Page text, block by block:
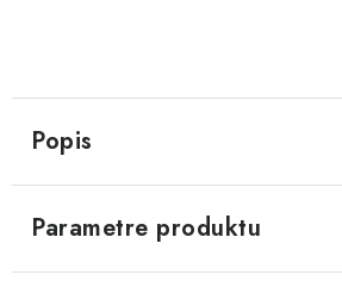
Popis
Parametre produktu